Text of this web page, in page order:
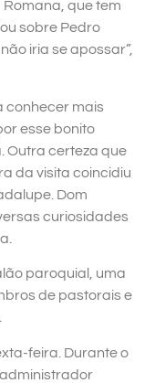
que tem
sobre Pedro
iria se apossar”,
conhecer mais
esse bonito
Outra certeza que
da visita coincidiu
Dom
curiosidades
paroquial, uma
de pastorais e
feira. Durante o